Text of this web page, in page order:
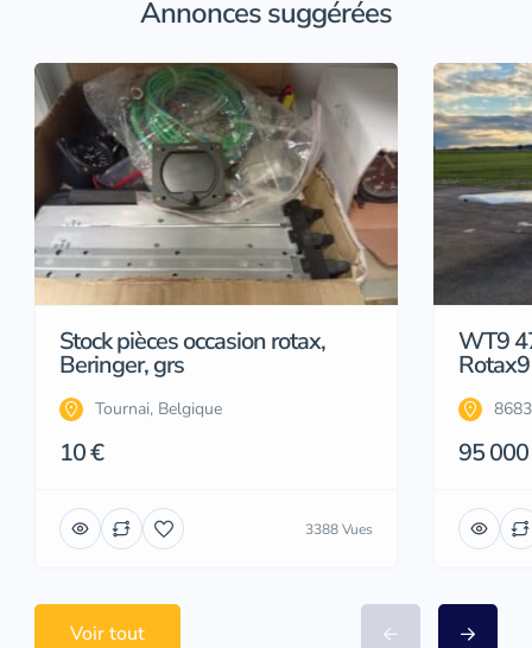
Annonces suggérées
Stock pièces occasion rotax,
Beringer, grs
Tournai, Belgique
10 €
3388 Vues
WT9
95
Voir tout